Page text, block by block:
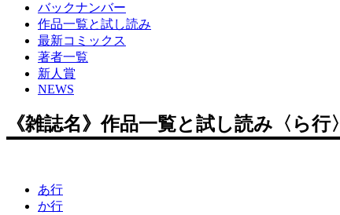
バックナンバー
作品一覧と試し読み
最新コミックス
著者一覧
新人賞
NEWS
《雑誌名》作品一覧と試し読み〈ら行〉
あ行
か行